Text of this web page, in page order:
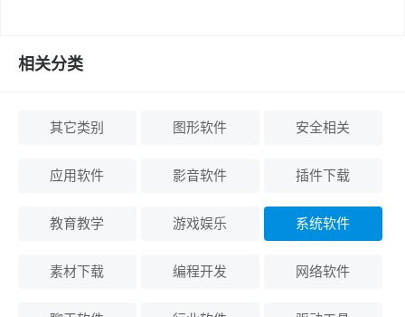
相关分类
其它类别 图形软件 安全相关
应用软件 影音软件 插件下载
教育教学 游戏娱乐 系统软件
素材下载 编程开发 网络软件